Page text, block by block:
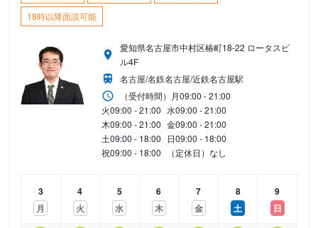
18時以降面談可能
愛知県名古屋市中村区椿町18-22 ロータスビ
ル4F
名古屋/名鉄名古屋/近鉄名古屋駅
（受付時間） 月09:00 - 21:00
火09:00 - 21:00 水09:00 - 21:00
木09:00 - 21:00 金09:00 - 21:00
土09:00 - 18:00 日09:00 - 18:00
祝09:00 - 18:00 （定休日）なし
3
月
4
火
5
水
6
木
7
金
8
土
9
日